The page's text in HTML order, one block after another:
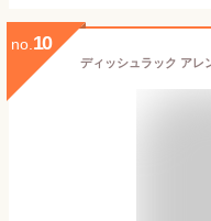
no. 10